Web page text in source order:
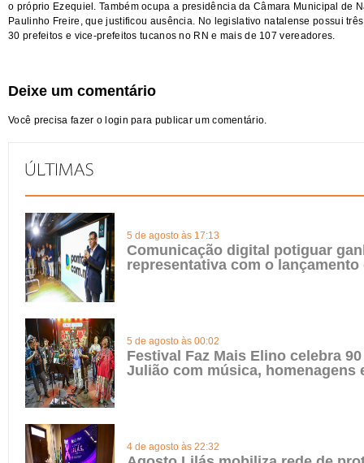
o próprio Ezequiel. Também ocupa a presidência da Câmara Municipal de
Paulinho Freire, que justificou ausência. No legislativo natalense possui
30 prefeitos e vice-prefeitos tucanos no RN e mais de 107 vereadores.
Deixe um comentário
Você precisa fazer o login para publicar um comentário.
5 de agosto às 17:13
Comunicação digital potiguar
representativa com o lançamento
5 de agosto às 00:02
Festival Faz Mais Elino celebra
Julião com música, homenagens
4 de agosto às 22:32